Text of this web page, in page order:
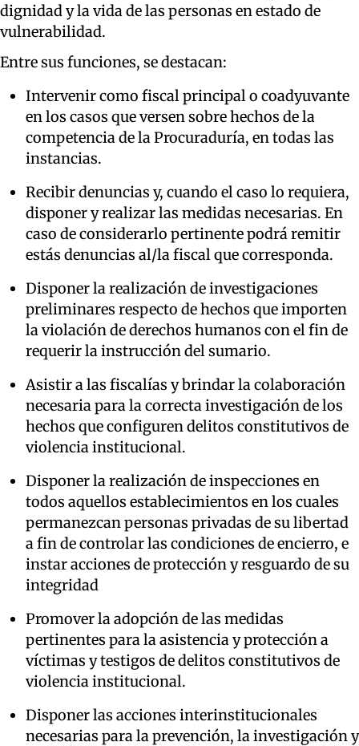
dignidad y la vida de las personas en estado de
vulnerabilidad.
Entre sus funciones, se destacan:
Intervenir como fiscal principal o coadyuvante
en los casos que versen sobre hechos de la
competencia de la Procuraduría, en todas las
instancias.
Recibir denuncias y, cuando el caso lo requiera,
disponer y realizar las medidas necesarias. En
caso de considerarlo pertinente podrá remitir
estás denuncias al/la fiscal que corresponda.
Disponer la realización de investigaciones
preliminares respecto de hechos que importen
la violación de derechos humanos con el fin de
requerir la instrucción del sumario.
Asistir a las fiscalías y brindar la colaboración
necesaria para la correcta investigación de los
hechos que configuren delitos constitutivos de
violencia institucional.
Disponer la realización de inspecciones en
todos aquellos establecimientos en los cuales
permanezcan personas privadas de su libertad
a fin de controlar las condiciones de encierro, e
instar acciones de protección y resguardo de su
integridad
Promover la adopción de las medidas
pertinentes para la asistencia y protección a
víctimas y testigos de delitos constitutivos de
violencia institucional.
Disponer las acciones interinstitucionales
necesarias para la prevención, la investigación y